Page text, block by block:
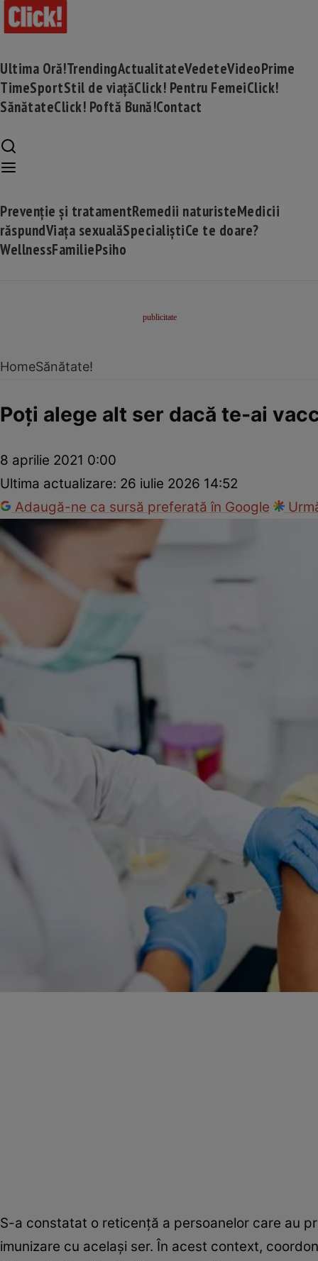
Ultima Oră!TrendingActualitateVedeteVideoPrime
TimeSportStil de viațăClick! Pentru FemeiClick!
SănătateClick! Poftă Bună!Contact
Prevenție și tratamentRemedii naturisteMedicii
răspundViața sexualăSpecialiștiCe te doare?
WellnessFamiliePsiho
HomeSănătate!
Poţi alege alt ser dacă te-ai
8 aprilie 2021 0:00
Ultima actualizare: 26 iulie 2026 14:52
Adaugă-ne ca sursă preferată în Google
S-a constatat o reticenţă a persoanelor care au
imunizare cu acelaşi ser. În acest context,